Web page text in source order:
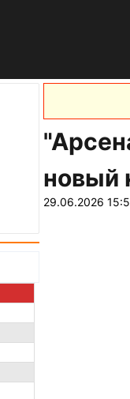
новый
29.06.2026